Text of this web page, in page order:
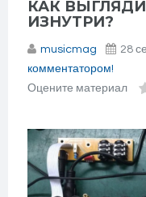
КАК ВЫГЛЯДИТ
ИЗНУТРИ?
musicmag 28
комментатором!
Оцените материал